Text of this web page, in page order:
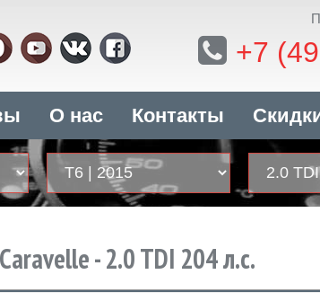
+7
О нас Контакты
- 2.0 TDI 204 л.с.